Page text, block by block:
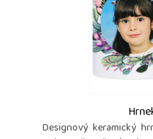
Designový keramický